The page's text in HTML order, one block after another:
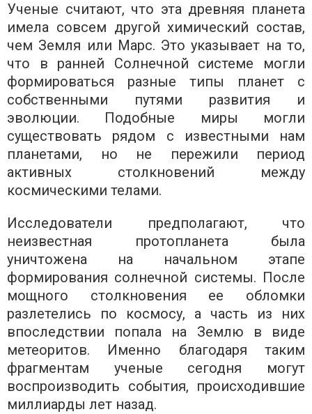
Ученые считают, что эта древняя планета
имела совсем другой химический состав,
чем Земля или Марс. Это указывает на то,
что в ранней Солнечной системе могли
формироваться разные типы планет с
собственными путями развития и
эволюции. Подобные миры могли
существовать рядом с известными нам
планетами, но не пережили период
активных столкновений между
космическими телами.
Исследователи предполагают, что
неизвестная протопланета была
уничтожена на начальном этапе
формирования солнечной системы. После
мощного столкновения ее обломки
разлетелись по космосу, а часть из них
впоследствии попала на Землю в виде
метеоритов. Именно благодаря таким
фрагментам ученые сегодня могут
воспроизводить события, происходившие
миллиарды лет назад.